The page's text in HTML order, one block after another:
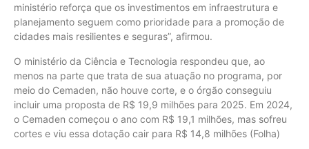
ministério reforça que os investimentos em infraestrutura e
planejamento seguem como prioridade para a promoção de
cidades mais resilientes e seguras”, afirmou.
O ministério da Ciência e Tecnologia respondeu que, ao
menos na parte que trata de sua atuação no programa, por
meio do Cemaden, não houve corte, e o órgão conseguiu
incluir uma proposta de R$ 19,9 milhões para 2025. Em 2024,
o Cemaden começou o ano com R$ 19,1 milhões, mas sofreu
cortes e viu essa dotação cair para R$ 14,8 milhões (Folha)